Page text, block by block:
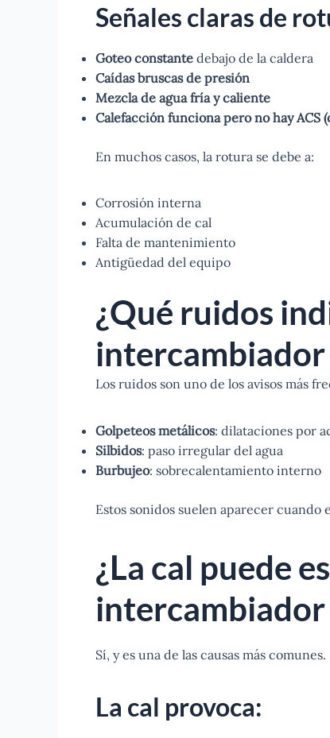
Señales claras de
Goteo constante debajo de la caldera
Caídas bruscas de presión
Mezcla de agua fría y caliente
Calefacción funciona pero no hay ACS
En muchos casos, la rotura se debe a:
Corrosión interna
Acumulación de cal
Falta de mantenimiento
Antigüedad del equipo
¿Qué ruidos
intercambiador
Los ruidos son uno de los avisos más
Golpeteos metálicos: dilataciones por
Silbidos: paso irregular del agua
Burbujeo: sobrecalentamiento interno
Estos sonidos suelen aparecer cuando
¿La cal puede
intercambiador
Sí, y es una de las causas más comunes.
La cal provoca: